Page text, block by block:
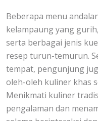
Beberapa menu
kelampaung yang
serta berbagai jenis
resep turun-temurun.
tempat, pengunjung
oleh-oleh kuliner khas
Menikmati kuliner
pengalaman dan